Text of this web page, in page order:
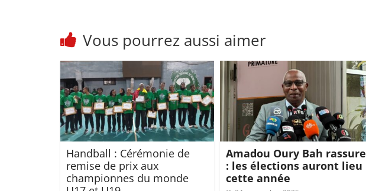
Vous pourrez aussi aimer
Handball : Cérémonie de
remise de prix aux
championnes du monde
Amadou Oury Bah rassure
: les élections auront lieu
cette année